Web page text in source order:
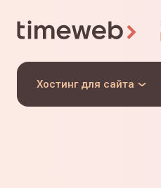
Хостинг для сайта